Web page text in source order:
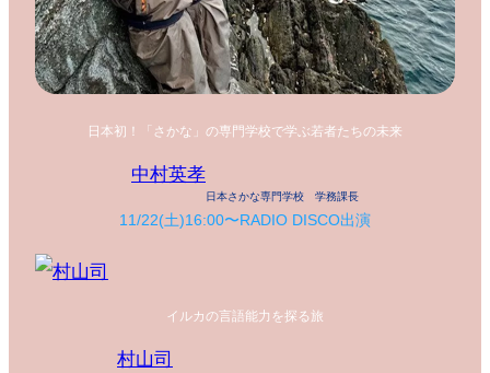
日本初！「さかな」の専門学校で学ぶ若者たちの未来
中村英孝
日本さかな専門学校 学務課長
11/22(土)16:00〜RADIO DISCO出演
イルカの言語能力を探る旅
村山司